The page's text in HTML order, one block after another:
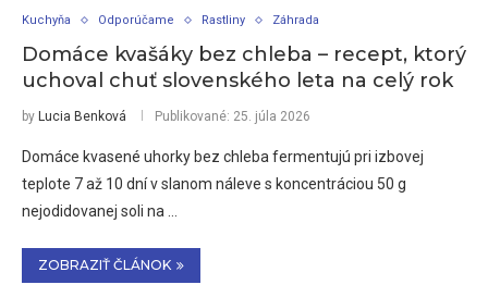
Kuchyňa Odporúčame Rastliny Záhrada
Domáce kvašáky bez chleba – recept, ktorý
uchoval chuť slovenského leta na celý rok
by Lucia Benková Publikované: 25. júla 2026
Domáce kvasené uhorky bez chleba fermentujú pri izbovej
teplote 7 až 10 dní v slanom náleve s koncentráciou 50 g
nejodidovanej soli na …
ZOBRAZIŤ ČLÁNOK